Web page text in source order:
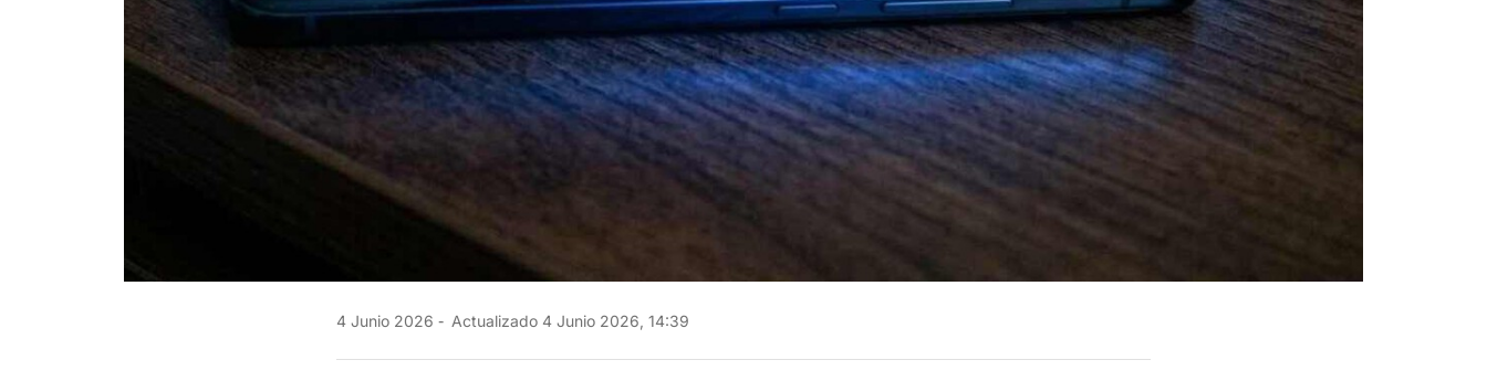
4 Junio 2026 Actualizado 4 Junio 2026, 14:39